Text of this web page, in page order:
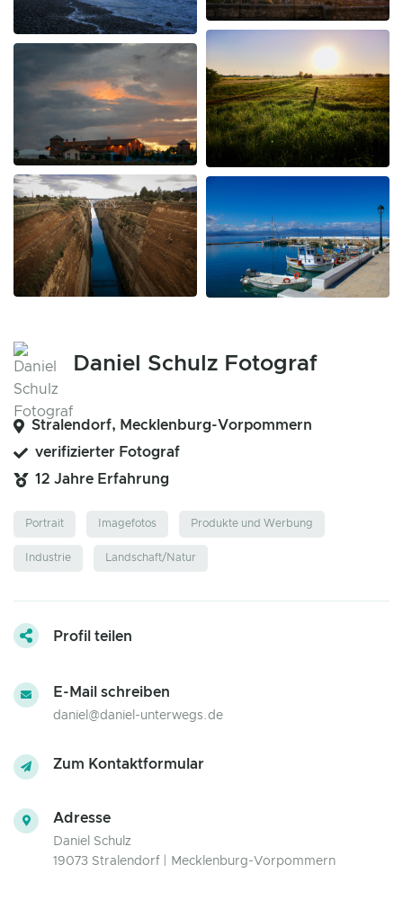
Daniel Schulz Fotograf
Stralendorf, Mecklenburg-Vorpommern
verifizierter Fotograf
12 Jahre Erfahrung
Portrait Imagefotos Produkte und Werbung
Industrie Landschaft/Natur
Profil teilen
E-Mail schreiben
daniel@daniel-unterwegs.de
Zum Kontaktformular
Adresse
Daniel Schulz
19073 Stralendorf | Mecklenburg-Vorpommern